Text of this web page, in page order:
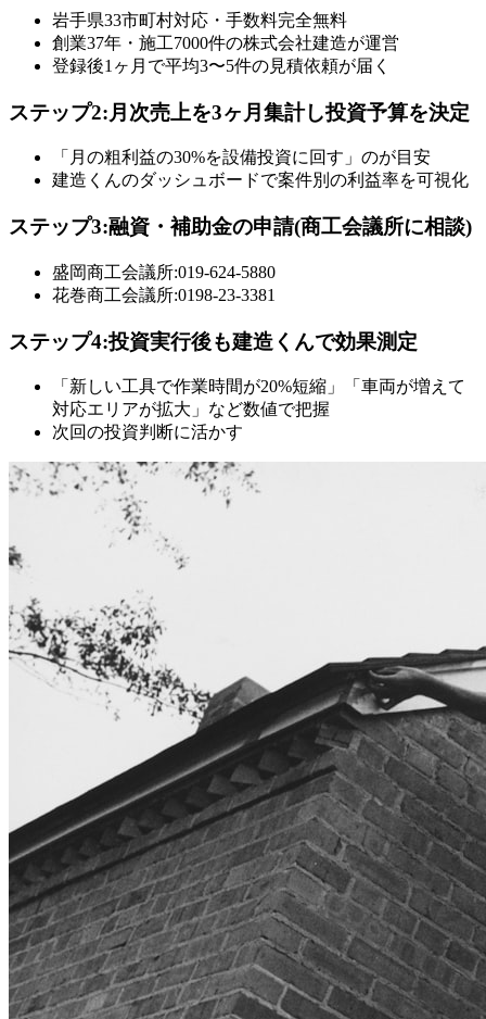
岩手県33市町村対応・手数料完全無料
創業37年・施工7000件の株式会社建造が運営
登録後1ヶ月で平均3〜5件の見積依頼が届く
ステップ2:月次売上を3ヶ月集計し投資予算を決定
「月の粗利益の30%を設備投資に回す」のが目安
建造くんのダッシュボードで案件別の利益率を可視化
ステップ3:融資・補助金の申請(商工会議所に相談)
盛岡商工会議所:019-624-5880
花巻商工会議所:0198-23-3381
ステップ4:投資実行後も建造くんで効果測定
「新しい工具で作業時間が20%短縮」「車両が増えて
対応エリアが拡大」など数値で把握
次回の投資判断に活かす